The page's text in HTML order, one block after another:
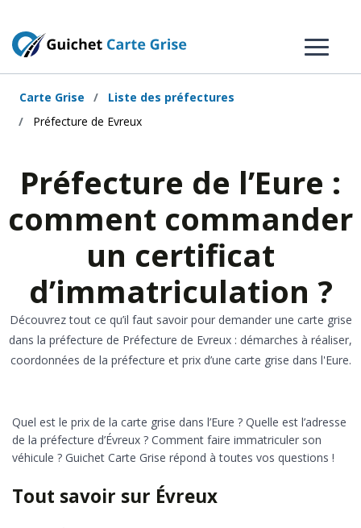
Carte Grise
Liste des préfectures
Préfecture de Evreux
Préfecture de l’Eure :
comment commander
un certificat
d’immatriculation ?
Découvrez tout ce qu’il faut savoir pour demander une carte grise
dans la préfecture de Préfecture de Evreux : démarches à réaliser,
coordonnées de la préfecture et prix d’une carte grise dans l'Eure.
Quel est le prix de la carte grise dans l’Eure ? Quelle est l’adresse
de la préfecture d’Évreux ? Comment faire immatriculer son
véhicule ? Guichet Carte Grise répond à toutes vos questions !
Tout savoir sur Évreux